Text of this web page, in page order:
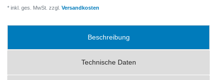
* inkl. ges. MwSt. zzgl. Versandkosten
Beschreibung
Technische Daten